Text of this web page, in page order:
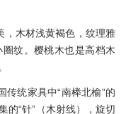
，木材浅黄褐色，纹理雅
纹。樱桃木也是高档木
统家具中“南榉北榆”的
的“针”（木射线），旋切